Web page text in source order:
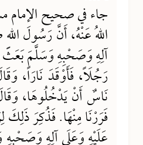
جاء في صحيح
اللهُ عَنْهُ، أَنَّ رَسُولَ
آلِهِ وَصَحْبِهِ وَسَلَّمَ بَعَثَ
رَجُلَاً، فَأَوْقَدَ نَارَاً،
نَاسٌ أَنْ يَدْخُلُوهَا،
فَرَرْنَا مِنْهَا. فَذُكِرَ ذَلِكَ
عَلَيْهِ وَعَلَى آلِهِ